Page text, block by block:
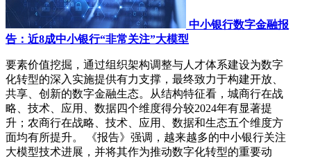
中小银行数字金融报
告：近8成中小银行“非常关注”大模型
要素价值挖掘，通过组织架构调整与人才体系建设为数字
化转型的深入实施提供有力支撑，最终致力于构建开放、
共享、创新的数字金融生态。从结构特征看，城商行在战
略、技术、应用、数据四个维度得分较2024年有显著提
升；农商行在战略、技术、应用、数据和生态五个维度方
面均有所提升。 《报告》强调，越来越多的中小银行关注
大模型技术进展，并将其作为推动数字化转型的重要动